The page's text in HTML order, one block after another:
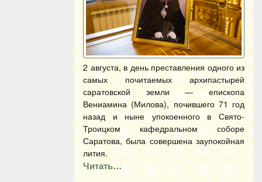
2 августа, в день преставления одного из
самых почитаемых архипастырей
саратовской земли — епископа
Вениамина (Милова), почившего 71 год
назад и ныне упокоенного в Свято-
Троицком кафедральном соборе
Саратова, была совершена заупокойная
лития.
Читать…